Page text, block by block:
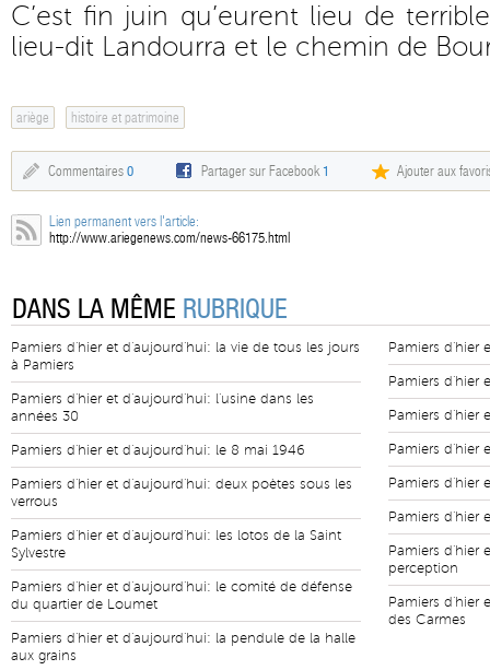
C’est fin juin qu’eurent lieu de
lieu-dit Landourra et le chemin de
ariège histoire et patrimoine
Commentaires 0 Partager sur Facebook1 Ajouter aux
Lien permanent vers l'article:
http://www.ariegenews.com/news-66175.html
DANS LA MÊME RUBRIQUE
Pamiers d'hier et d'aujourd'hui: la vie de tous les jours
à Pamiers
Pamiers d'hier et d'aujourd'hui: l'usine dans les
années 30
Pamiers d'hier et d'aujourd'hui: le 8 mai 1946
Pamiers d'hier et d'aujourd'hui: deux poètes sous les
verrous
Pamiers d'hier et d'aujourd'hui: les lotos de la Saint
Sylvestre
Pamiers d'hier et d'aujourd'hui: le comité de défense
du quartier de Loumet
Pamiers d'hier et d'aujourd'hui: la pendule de la halle
aux grains
Pamiers d'hier
Pamiers d'hier
Pamiers d'hier
Pamiers d'hier
Pamiers d'hier
Pamiers d'hier
Pamiers d'hier
perception
Pamiers d'hier
des Carmes